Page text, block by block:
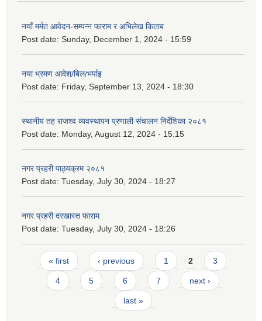
नयाँ मर्मत आवेदन-सम्पन्न फाराम र अभिलेख किताब
Post date: Sunday, December 1, 2024 - 15:59
नया भ्रमण आदेश/बिल/भर्पाइ
Post date: Friday, September 13, 2024 - 18:30
स्थानीय तह राजश्व व्यवस्थापन प्रणाली संचालन निर्देशिका २०८१
Post date: Monday, August 12, 2024 - 15:15
नगर प्रहरी पाठ्यक्रम २०८१
Post date: Tuesday, July 30, 2024 - 18:27
नगर प्रहरी दरखास्त फाराम
Post date: Tuesday, July 30, 2024 - 18:26
Pages
« first ‹ previous 1 2 3
4 5 6 7 next ›
last »